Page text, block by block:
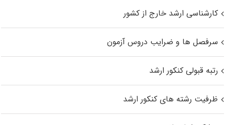
کارشناسی ارشد خارج از کشور
سرفصل ها و ضرایب دروس آزمون
رتبه قبولی کنکور ارشد
ظرفیت رشته های کنکور ارشد